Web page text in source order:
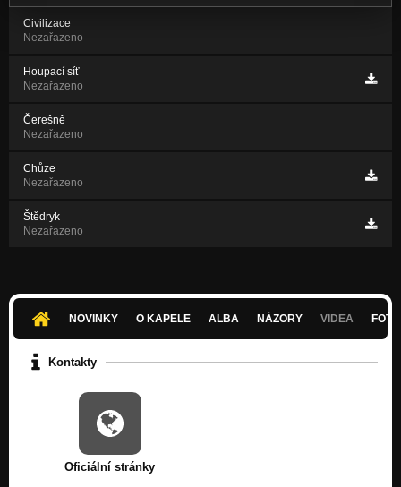
Civilizace
Nezařazeno
Houpací síť
Nezařazeno
Čerešně
Nezařazeno
Chůze
Nezařazeno
Štědryk
Nezařazeno
NOVINKY O KAPELE ALBA NÁZORY VIDEA
Kontakty
Oficiální stránky